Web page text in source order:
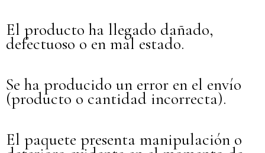
El producto ha llegado dañado,
defectuoso o en mal estado.
Se ha producido un error en el envío
(producto o cantidad incorrecta).
El paquete presenta manipulación o